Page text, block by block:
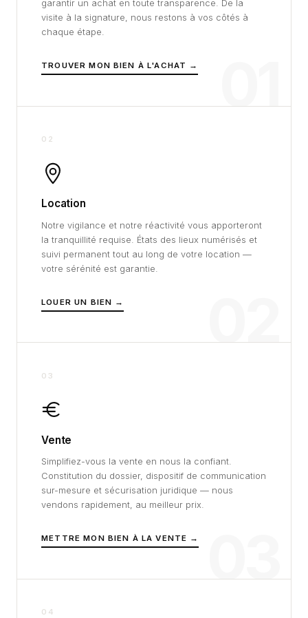
garantir un achat en toute transparence. De la
visite à la signature, nous restons à vos côtés à
chaque étape.
TROUVER MON BIEN À L'ACHAT →
02
Location
Notre vigilance et notre réactivité vous apporteront
la tranquillité requise. États des lieux numérisés et
suivi permanent tout au long de votre location —
votre sérénité est garantie.
LOUER UN BIEN → 02
03
Vente
Simplifiez-vous la vente en nous la confiant.
Constitution du dossier, dispositif de communication
sur-mesure et sécurisation juridique — nous
vendons rapidement, au meilleur prix.
METTRE MON BIEN À LA VENTE →
04